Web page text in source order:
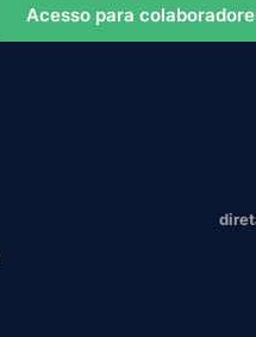
Acesso para